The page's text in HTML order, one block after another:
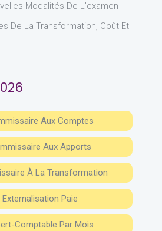
Modalités De L’examen
De La Transformation, Coût Et
Aux Comptes
Aux Apports
À La Transformation
Paie
Comptable Par Mois